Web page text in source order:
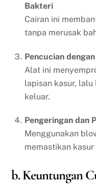
Bakteri
Cairan ini
tanpa merusak
Pencucian
Alat ini
lapisan kasur,
keluar.
Pengeringan dan
Menggunakan
memastikan
b. Keuntungan